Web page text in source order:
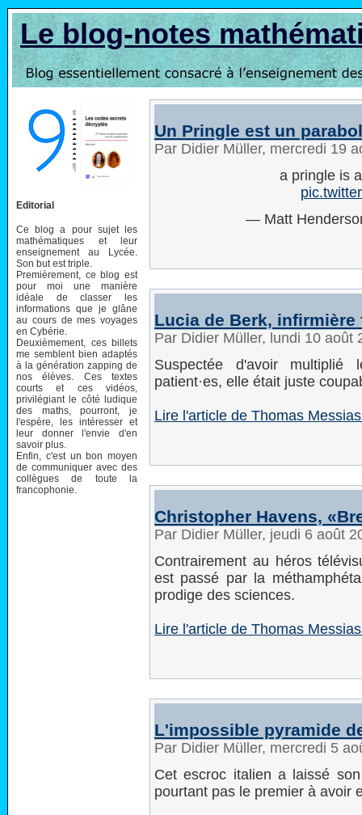
Le blog-notes
Editorial
Ce blog a pour sujet les
mathématiques et leur
enseignement au Lycée.
Son but est triple.
Premièrement, ce blog est
pour moi une manière
idéale de classer les
informations que je glâne
au cours de mes voyages
en Cybérie.
Deuxièmement, ces billets
me semblent bien adaptés
à la génération zapping de
nos élèves. Ces textes
courts et ces vidéos,
privilégiant le côté ludique
des maths, pourront, je
l'espère, les intéresser et
leur donner l'envie d'en
savoir plus.
Enfin, c'est un bon moyen
de communiquer avec des
collègues de toute la
francophonie.
Un Pringle est un
Par Didier Müller, mercredi 19
a pringle is
— Matt
Lucia de Berk,
Par Didier Müller, lundi 10 août
Suspectée d'avoir
patient·es, elle était juste
Lire l'article de Thomas
Christopher Havens,
Par Didier Müller, jeudi 6 août
Contrairement au héros
est passé par la
prodige des sciences.
Lire l'article de Thomas
L'impossible pyramide
Par Didier Müller, mercredi 5
Cet escroc italien a laissé
pourtant pas le premier à avoir